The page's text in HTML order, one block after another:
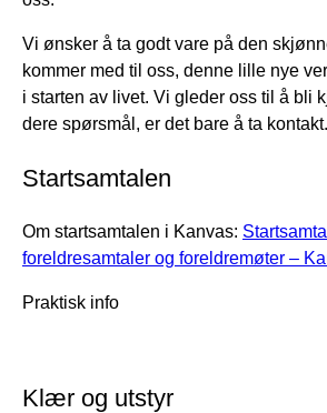
Vi ønsker å ta godt vare på den
kommer med til oss, denne lille nye
i starten av livet. Vi gleder oss til å bli
dere spørsmål, er det bare å ta kontakt.
Startsamtalen
Om startsamtalen i Kanvas:
foreldresamtaler og foreldremøter –
Praktisk info
Klær og utstyr